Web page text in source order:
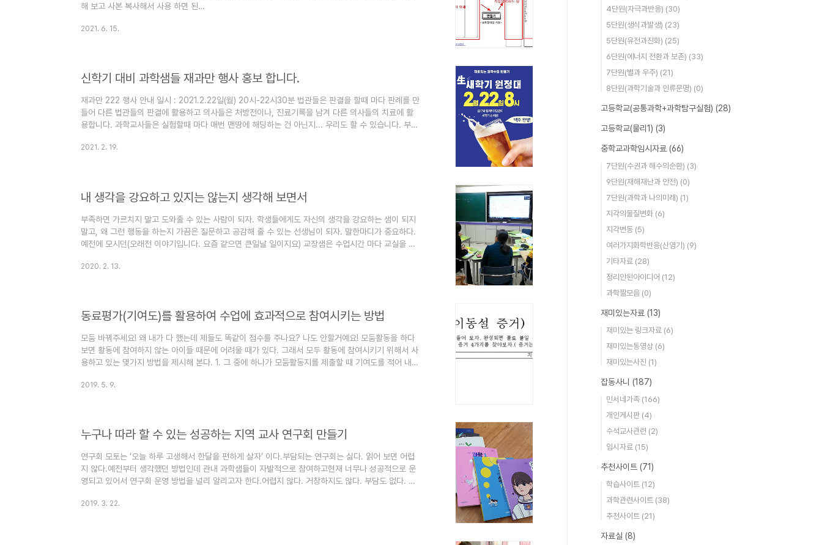
해 보고 사본 복사해서 사용 하면 된
dpBtDSO-eM3JM3Rk/edit?usp=sharing 수행평가 배점 점검
2021. 6. 15.
신학기 대비 과학샘들 재과만 행사 홍보 합니다.
재과만 222 행사 안내 일시 : 2021.2.22일(월) 20시-22시30분 법관들은 판결을 할때 마다 판례를 만
들어 다른 법관들의 판결에 활용하고 의사들은 처방전이나, 진료기록을 남겨 다른 의사들의 치료에 활
용합니다. 과학교사들은 실험할때 마다 매번 맨땅에 해딩하는 건 아닌지... 우리도 할 수 있습니다. 부담
른 샘들의 의견에 작은 조언이나 따뜻한 공감만 해 주셔도 됩니다. 새학기 시작 전에 동 학년 과학 샘들
2021. 2. 19.
내 생각을 강요하고 있지는 않는지 생각해 보면서
부족하면 가르치지 말고 도와줄 수 있는 사람이 되자. 학생들에게도 자신의 생각을 강요하는 샘이 되지
말고, 왜 그런 행동을 하는지 가끔은 질문하고 공감해 줄 수 있는 선생님이 되자. 말한마디가 중요하다.
예전에 모시던(오래전 이야기입니다. 요즘 같으면 큰일날 일이지요) 교장샘은 수업시간 마다 교실을 순
그리고 쉬는 시간에 그선생님을 교장실로 불러서 야단을 치셨다. 특히 신규샘들이 많이 혼났던 걸로 알
2020. 2. 13.
동료평가(기여도)를 활용하여 수업에 효과적으로 참여시키는 방법
모둠 바꿔주세요! 왜 내가 다 했는데 제들도 똑같이 점수를 주나요? 나도 안할거예요! 모둠활동을 하다
보면 활동에 참여하지 않는 아이들 때문에 어려울 때가 있다. 그래서 모두 활동에 참여시키기 위해서 사
용하고 있는 몇가지 방법을 제시해 본다. 1. 그 중에 하나가 모둠활동지를 제출할 때 기여도를 적어 내도
시하게 하도록 한다. 서로 상의 해서 순위를 정하면 된다. 그런데 이런 경우 모두 열심히 참여해서 순위
2019. 5. 9.
누구나 따라 할 수 있는 성공하는 지역 교사 연구회 만들기
연구회 모토는 ‘오늘 하루 고생해서 한달을 편하게 살자’ 이다.부담되는 연구회는 싫다. 읽어 보면 어렵
지 않다.예전부터 생각했던 방법인데 관내 과학샘들이 자발적으로 참여하고현재 너무나 성공적으로 운
영되고 있어서 연구회 운영 방법을 널리 알리고자 한다.어렵지 않다. 거창하지도 않다. 부담도 없다. 실
인다.2. 그리고 학년별로 모여 앉는다.(인원이 많으면 같은 학년을 2모둠으로 만든다)3. 다음달에 수업
2019. 3. 22.
4단원(자극과반응) (30)
5단원(생식과발생) (23)
5단원(유전과진화) (25)
6단원(에너지 전환과 보존) (33)
7단원(별과 우주) (21)
8단원(과학기술과 인류문명) (0)
고등학교(공통과학+과학탐구실험) (28)
고등학교(물리1) (3)
중학교과학임시자료 (66)
7단원(수권과 해수의순환) (3)
9단원(재해재난과 안전) (0)
7단원(과학과 나의미래) (1)
지각의물질변화 (6)
지각변동 (5)
여러가지화학반응(산염기) (9)
기타자료 (28)
정리안된아이디어 (12)
과학짤모음 (0)
재미있는자료 (13)
재미있는 링크자료 (6)
재미있는동영상 (6)
재미있는사진 (1)
잡동사니 (187)
민서네가족 (166)
개인게시판 (4)
수석교사관련 (2)
임시자료 (15)
추천사이트 (71)
학습사이트 (12)
과학관련사이트 (38)
추천사이트 (21)
자료실 (8)